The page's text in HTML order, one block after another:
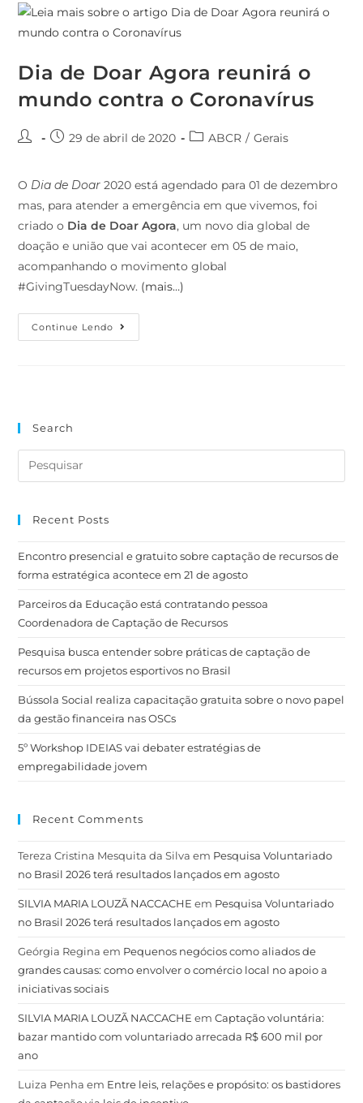
Dia de Doar Agora reunirá o
mundo contra o Coronavírus
29 de abril de 2020 ABCR / Gerais
O Dia de Doar 2020 está agendado para 01 de dezembro
mas, para atender a emergência em que vivemos, foi
criado o Dia de Doar Agora, um novo dia global de
doação e união que vai acontecer em 05 de maio,
acompanhando o movimento global
#GivingTuesdayNow. (mais…)
Continue Lendo
Search
Recent Posts
Encontro presencial e gratuito sobre captação de recursos de
forma estratégica acontece em 21 de agosto
Parceiros da Educação está contratando pessoa
Coordenadora de Captação de Recursos
Pesquisa busca entender sobre práticas de captação de
recursos em projetos esportivos no Brasil
Bússola Social realiza capacitação gratuita sobre o novo papel
da gestão financeira nas OSCs
5º Workshop IDEIAS vai debater estratégias de
empregabilidade jovem
Recent Comments
Tereza Cristina Mesquita da Silva em Pesquisa Voluntariado
no Brasil 2026 terá resultados lançados em agosto
SILVIA MARIA LOUZÃ NACCACHE em Pesquisa Voluntariado
no Brasil 2026 terá resultados lançados em agosto
Geórgia Regina em Pequenos negócios como aliados de
grandes causas: como envolver o comércio local no apoio a
iniciativas sociais
SILVIA MARIA LOUZÃ NACCACHE emCaptação voluntária:
bazar mantido com voluntariado arrecada R$ 600 mil por
ano
Luiza Penha em Entre leis, relações e propósito: os bastidores